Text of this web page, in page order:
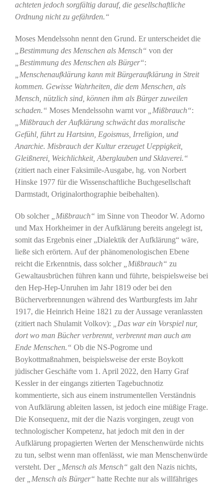
achteten jedoch sorgfältig darauf, die gesellschaftliche
Ordnung nicht zu gefährden.“
Moses Mendelssohn nennt den Grund. Er unterscheidet die
„Bestimmung des Menschen als Mensch“ von der
„Bestimmung des Menschen als Bürger“:
„Menschenaufklärung kann mit Bürgeraufklärung in Streit
kommen. Gewisse Wahrheiten, die dem Menschen, als
Mensch, nützlich sind, können ihm als Bürger zuweilen
schaden.“ Moses Mendelssohn warnt vor „Mißbrauch“:
„Mißbrauch der Aufklärung schwächt das moralische
Gefühl, führt zu Hartsinn, Egoismus, Irreligion, und
Anarchie. Misbrauch der Kultur erzeuget Ueppigkeit,
Gleißnerei, Weichlichkeit, Aberglauben und Sklaverei.“
(zitiert nach einer Faksimile-Ausgabe, hg. von Norbert
Hinske 1977 für die Wissenschaftliche Buchgesellschaft
Darmstadt, Originalorthographie beibehalten).
Ob solcher „Mißbrauch“ im Sinne von Theodor W. Adorno
und Max Horkheimer in der Aufklärung bereits angelegt ist,
somit das Ergebnis einer „Dialektik der Aufklärung“ wäre,
ließe sich erörtern. Auf der phänomenologischen Ebene
reicht die Erkenntnis, dass solcher
„Mißbrauch“ zu
Gewaltausbrüchen führen kann und führte, beispielsweise bei
den Hep-Hep-Unruhen im Jahr 1819 oder bei den
Bücherverbrennungen während des Wartburgfests im Jahr
1917, die Heinrich Heine 1821 zu der Aussage veranlassten
(zitiert nach Shulamit Volkov):
„Das war ein Vorspiel nur,
dort wo man Bücher verbrennt, verbrennt man auch am
Ende Menschen.“ Ob die NS-Pogrome und
Boykottmaßnahmen, beispielsweise der erste Boykott
jüdischer Geschäfte vom 1. April 2022, den Harry Graf
Kessler in der eingangs zitierten Tagebuchnotiz
kommentierte, sich aus einem instrumentellen Verständnis
von Aufklärung ableiten lassen, ist jedoch eine müßige Frage.
Die Konsequenz, mit der die Nazis vorgingen, zeugt von
technologischer Kompetenz, hat jedoch mit den in der
Aufklärung propagierten Werten der Menschenwürde nichts
zu tun, selbst wenn man offenlässt, wie man Menschenwürde
versteht. Der
„Mensch als Mensch“ galt den Nazis nichts,
der
„Mensch als Bürger“ hatte Rechte nur als willfähriges